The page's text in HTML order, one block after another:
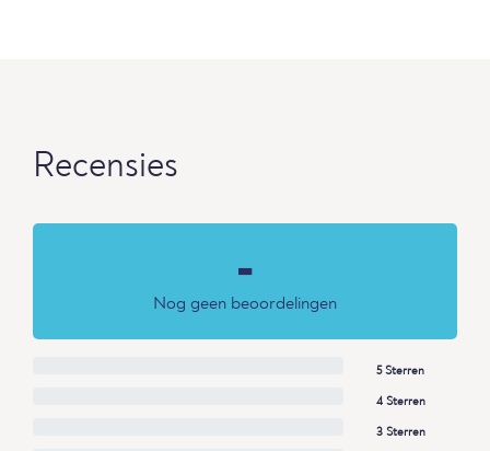
Recensies
-
Nog geen beoordelingen
5 Sterren
4 Sterren
3 Sterren